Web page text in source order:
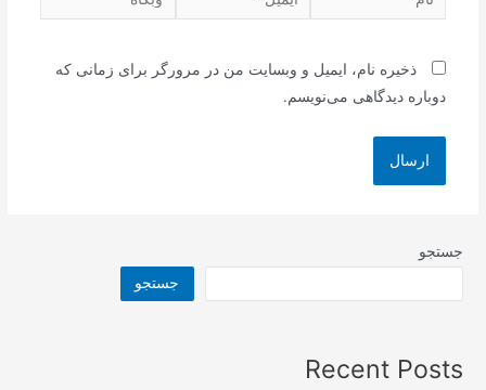
ذخیره نام، ایمیل و وبسایت من در مرورگر برای زمانی که
دوباره دیدگاهی می‌نویسم.
جستجو
جستجو
Recent Posts